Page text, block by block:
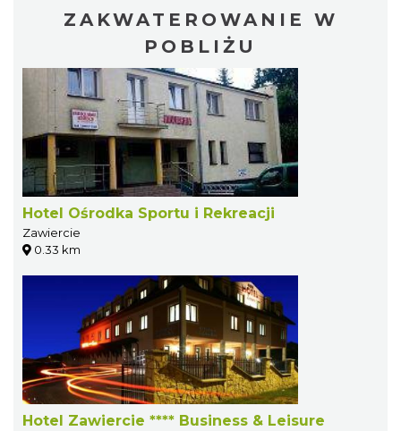
ZAKWATEROWANIE W
POBLIŻU
Hotel Ośrodka Sportu i Rekreacji
Zawiercie
0.33 km
Hotel Zawiercie **** Business & Leisure